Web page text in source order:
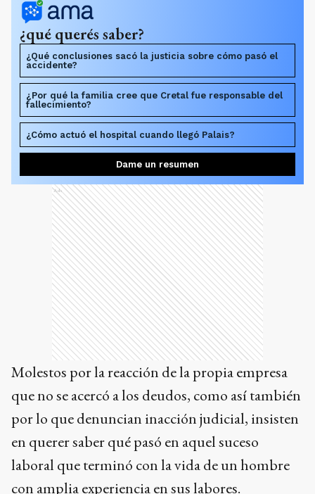
¿qué querés saber?
¿Qué conclusiones sacó la justicia sobre cómo pasó el
accidente?
¿Por qué la familia cree que Cretal fue responsable del
fallecimiento?
¿Cómo actuó el hospital cuando llegó Palais?
Dame un resumen
Ads
Molestos por la reacción de la propia empresa
que no se acercó a los deudos, como así también
por lo que denuncian inacción judicial, insisten
en querer saber qué pasó en aquel suceso
laboral que terminó con la vida de un hombre
con amplia experiencia en sus labores.